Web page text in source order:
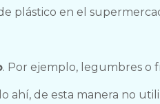
plástico en el
. Por ejemplo, legumbres o
de esta manera no